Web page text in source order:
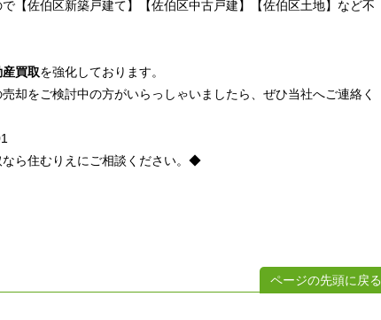
【佐伯区新築戸建て】【佐伯区中古戸建】【佐伯区土地】など不
買取を強化しております。
却をご検討中の方がいらっしゃいましたら、ぜひ当社へご連絡く
ら住むりえにご相談ください。◆
ページの先頭に戻る